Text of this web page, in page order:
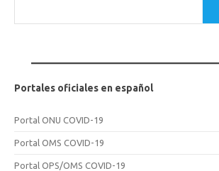
Portales oficiales en español
Portal ONU COVID-19
Portal OMS COVID-19
Portal OPS/OMS COVID-19